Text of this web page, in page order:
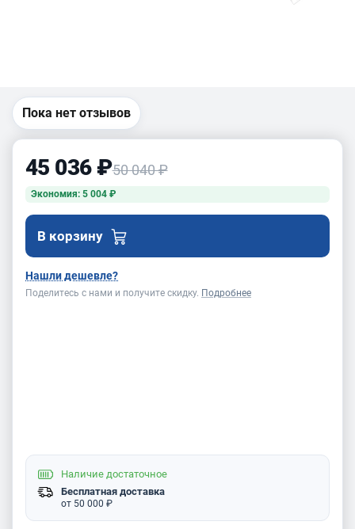
Пока нет отзывов
45 036 ₽50 040 ₽
Экономия: 5 004 ₽
В корзину
Нашли дешевле?
Поделитесь с нами и получите скидку. Подробнее
Наличие достаточное
Бесплатная доставка
от 50 000 ₽